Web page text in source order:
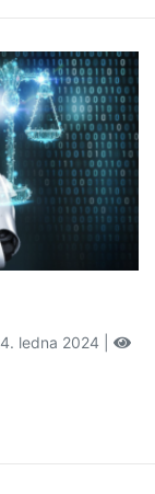
ledna 2024 |